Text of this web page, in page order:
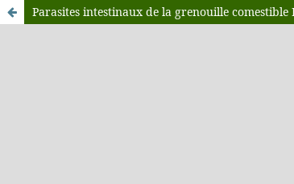
Parasites intestinaux de la grenouille